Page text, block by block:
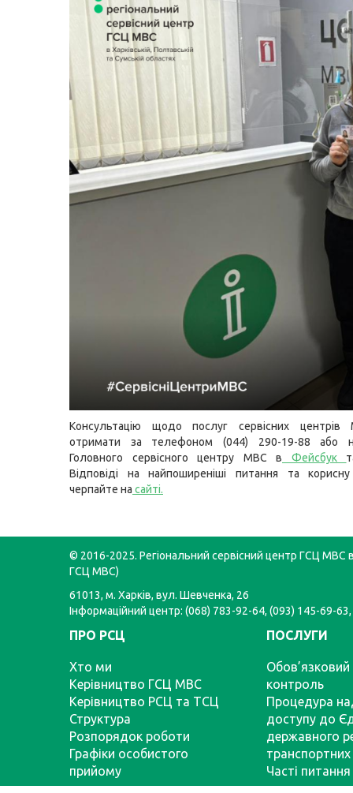
Консультацію щодо послуг сервісних
отримати за телефоном (044) 290-19-88 або
Головного сервісного центру МВС в
Фейсбук
Відповіді на найпоширеніші питання та
черпайте на сайті.
© 2016-2025. Регіональний сервісний центр ГСЦ МВС в
ГСЦ МВС)
61013, м. Харків, вул. Шевченка, 26
Інформаційний центр: (068) 783-92-64, (093) 145-69-
ПРО РСЦ
Хто ми
Керівництво ГСЦ МВС
Керівництво РСЦ та ТСЦ
Структура
Розпорядок роботи
Графіки особистого
прийому
ПОСЛУГИ
Обов’язковий
контроль
Процедура
доступу до
державного
транспортних
Часті питання